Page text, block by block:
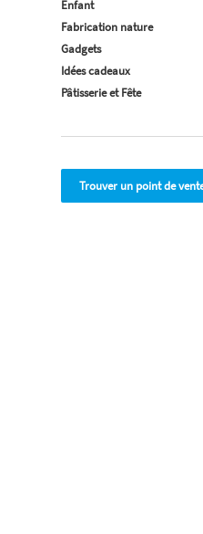
Enfant
Fabrication nature
Gadgets
Idées cadeaux
Pâtisserie et Fête
Trouver un point de